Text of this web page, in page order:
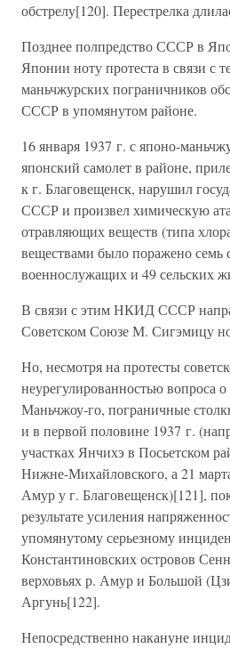
обстрелу[120]. Перестрелка
Позднее полпредство СССР в
Японии ноту протеста в связи с
маньчжурских пограничников
СССР в упомянутом районе.
16 января 1937 г. с японо-
японский самолет в районе,
к г. Благовещенск, нарушил
СССР и произвел химическую
отравляющих веществ (типа
веществами было поражено семь
военнослужащих и 49 сельских
В связи с этим НКИД СССР
Советском Союзе М. Сигэмицу
Но, несмотря на протесты
неурегулированностью вопроса
Маньчжоу-го, пограничные
и в первой половине 1937 г.
участках Янчихэ в Посьетском
Нижне-Михайловского, а 21
Амур у г. Благовещенск)[121],
результате усиления
упомянутому серьезному
Константиновских островов
верховьях р. Амур и Большой
Аргунь[122].
Непосредственно накануне